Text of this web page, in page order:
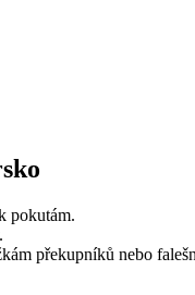
pokutám.
překupníků nebo